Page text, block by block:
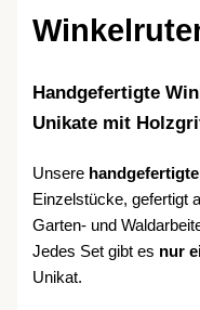
Handgefertigte
Unikate mit
Unsere
Einzelstücke, gefertigt
Garten- und
Jedes Set gibt es nur
Unikat.